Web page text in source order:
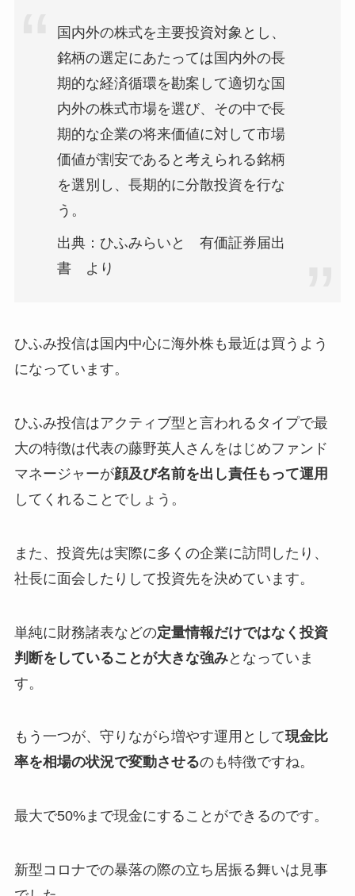
国内外の株式を主要投資対象とし、
銘柄の選定にあたっては国内外の長
期的な経済循環を勘案して適切な国
内外の株式市場を選び、その中で長
期的な企業の将来価値に対して市場
価値が割安であると考えられる銘柄
を選別し、長期的に分散投資を行な
う。
出典：ひふみらいと 有価証券届出
書 より
ひふみ投信は国内中心に海外株も最近は買うよう
になっています。
ひふみ投信はアクティブ型と言われるタイプで最
大の特徴は代表の藤野英人さんをはじめファンド
マネージャーが顔及び名前を出し責任もって運用
してくれることでしょう。
また、投資先は実際に多くの企業に訪問したり、
社長に面会したりして投資先を決めています。
単純に財務諸表などの定量情報だけではなく投資
判断をしていることが大きな強みとなっていま
す。
もう一つが、守りながら増やす運用として現金比
率を相場の状況で変動させるのも特徴ですね。
最大で50%まで現金にすることができるのです。
新型コロナでの暴落の際の立ち居振る舞いは見事